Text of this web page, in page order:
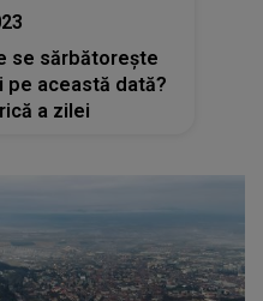
se sărbătorește
pe această dată?
a zilei